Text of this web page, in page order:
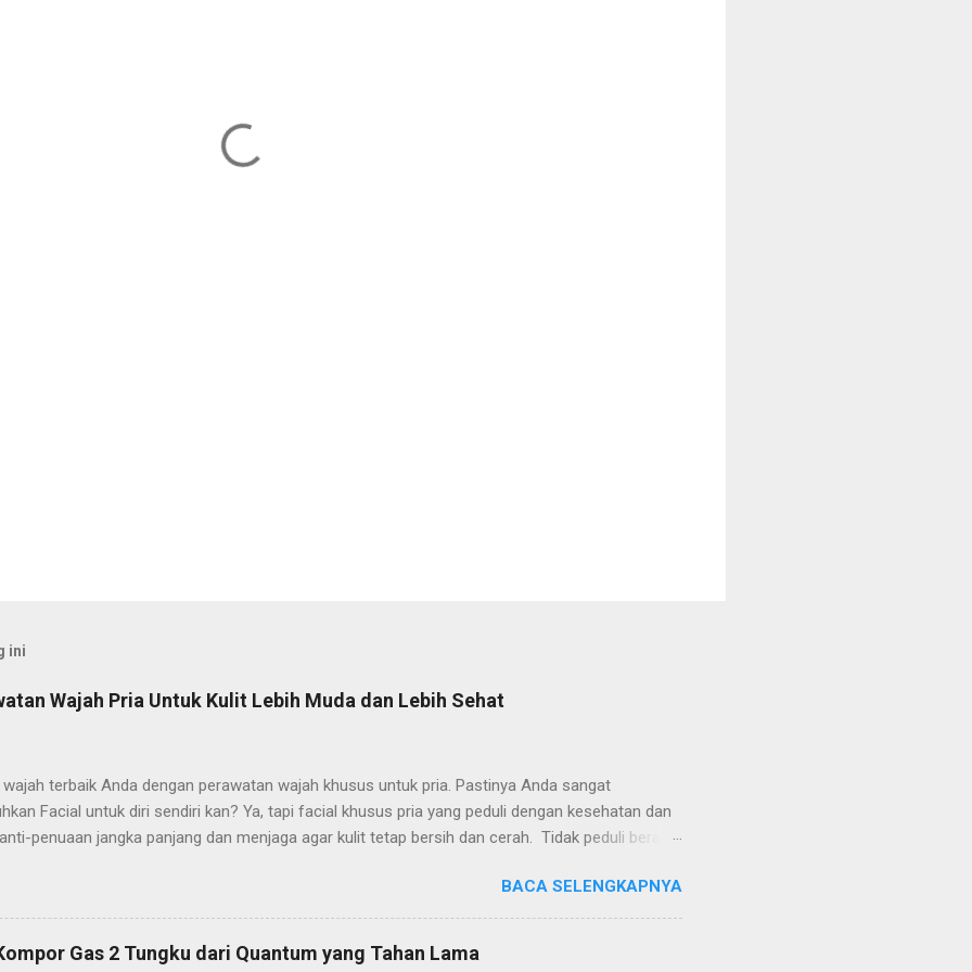
ini
Wajah Pria Untuk Kulit Lebih Muda dan Lebih Sehat
terbaik Anda dengan perawatan wajah khusus untuk pria. Pastinya Anda sangat
Facial untuk diri sendiri kan? Ya, tapi facial khusus pria yang peduli dengan kesehatan dan
penuaan jangka panjang dan menjaga agar kulit tetap bersih dan cerah. Tidak peduli berapa
untuk perawatan pria, tetapi juga alat relaksasi yang ampuh untuk pria yang sehari-harinya
dengan pekerjaan. Dan mari kita hadapi itu, lebih sedikit stres berarti kulit lebih sehat dan
muda! Para ahli kulit pun telah mengumpulkan beberapa informasi bermanfaat untuk
Anda dalam perawatan wajah Anda. Tidak seperti perawatan wajah yang dirancang untuk
BACA SELENGKAPNYA
Gas 2 Tungku dari Quantum yang Tahan Lama